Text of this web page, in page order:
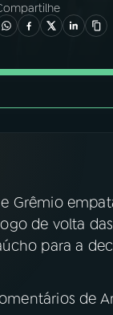
Facebook
X
e Grêmio
de volta
para a
de